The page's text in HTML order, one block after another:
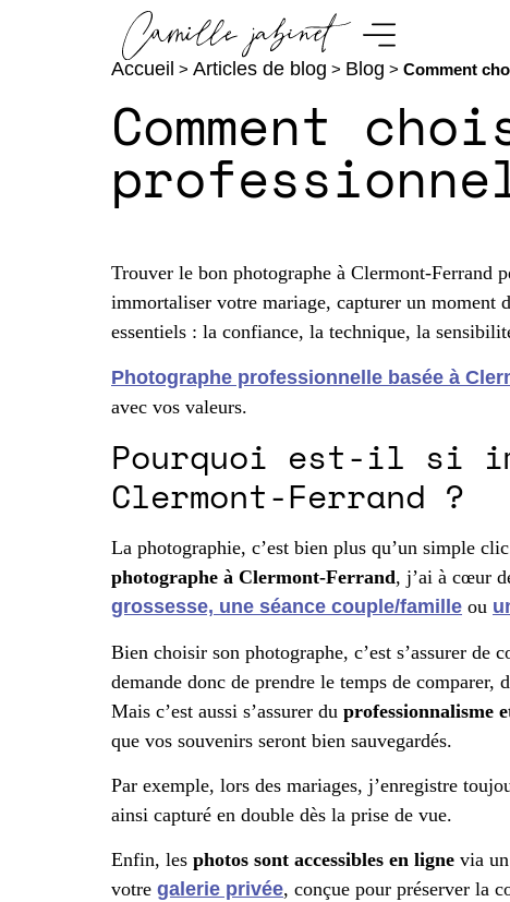
Accueil > Articles de blog > Blog > Comment
Comment
Trouver le bon photographe à Clermont-Ferrand
immortaliser votre mariage, capturer un moment
essentiels : la confiance, la technique, la
Photographe professionnelle basée à
avec vos valeurs.
Pourquoi est-il si
Clermont-Ferrand ?
La photographie, c’est bien plus qu’un simple
photographe à Clermont-Ferrand, j’ai à cœur
grossesse, une séance couple/famille ou
Bien choisir son photographe, c’est s’assurer de
demande donc de prendre le temps de
Mais c’est aussi s’assurer du professionnalisme
que vos souvenirs seront bien sauvegardés.
Par exemple, lors des mariages, j’enregistre
ainsi capturé en double dès la prise de vue.
Enfin, les photos sont accessibles en ligne via
votre galerie privée, conçue pour préserver la